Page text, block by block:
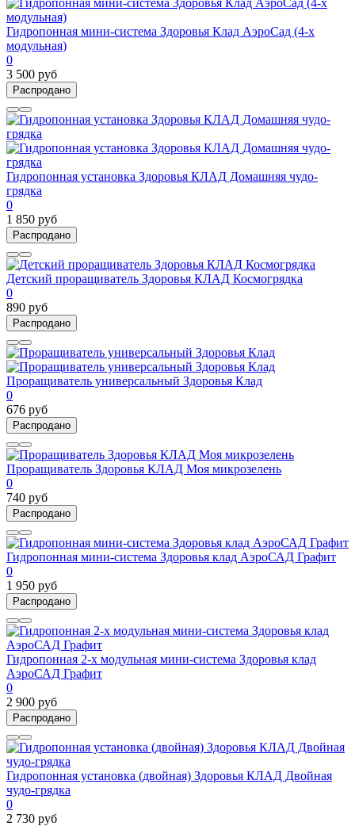
Гидропонная мини-система Здоровья Клад АэроСад (4-х
модульная)
0
3 500 руб
Распродано
Гидропонная установка Здоровья КЛАД Домашняя чудо-
грядка
0
1 850 руб
Распродано
Детский проращиватель Здоровья КЛАД Космогрядка
0
890 руб
Распродано
Проращиватель универсальный Здоровья Клад
0
676 руб
Распродано
Проращиватель Здоровья КЛАД Моя микрозелень
0
740 руб
Распродано
Гидропонная мини-система Здоровья клад АэроСАД Графит
0
1 950 руб
Распродано
Гидропонная 2-х модульная мини-система Здоровья клад
АэроСАД Графит
0
2 900 руб
Распродано
Гидропонная установка (двойная) Здоровья КЛАД Двойная
чудо-грядка
0
2 730 руб